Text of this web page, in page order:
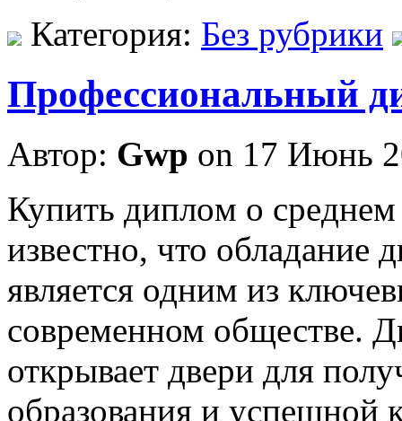
Категория: Без рубрики
Профессиональный
Автор: Gwp on 17 Июнь
Купить диплoм o
известно, что обладание
является одним из
современном обществе.
открывает двери для
образования и успешной